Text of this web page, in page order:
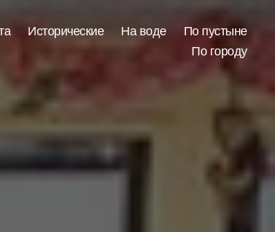
Исторические На воде
По пустыне
По городу